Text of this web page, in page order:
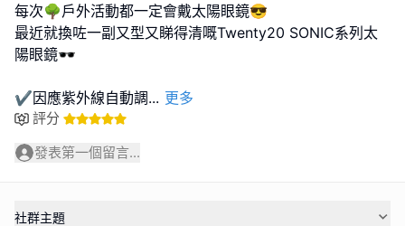
每次🌳戶外活動都一定會戴太陽眼鏡😎
最近就換咗一副又型又睇得清嘅Twenty20 SONIC系列太
陽眼鏡🕶️
✔️因應紫外線自動調... 更多
評分
發表第一個留言...
社群主題